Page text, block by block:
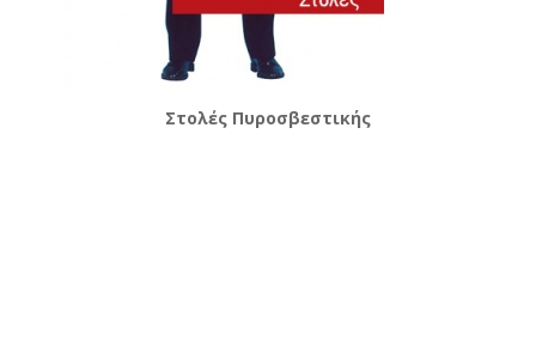
Στολές Πυροσβεστικής